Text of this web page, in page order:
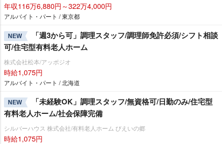
年収116万6,880円～322万4,000円
アルバイト・パート / 東京都
NEW
「週3から可」調理スタッフ/調理師免許必須/シフト相談
可/住宅型有料老人ホーム
株式会社松本/アッポジオ
時給1,075円
アルバイト・パート / 北海道
NEW
「未経験OK」調理スタッフ/無資格可/日勤のみ/住宅型
有料老人ホーム/社会保障完備
シルバーハウス 株式会社/有料老人ホーム びえいの郷
時給1,075円